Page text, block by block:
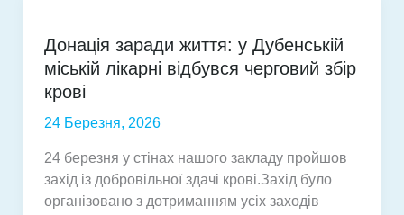
правничу
допомогу:
з
віку
і
з
яких
Донація заради життя: у Дубенській
міській лікарні відбувся черговий збір
крові
24 Березня, 2026
24 березня у стінах нашого закладу пройшов
захід із добровільної здачі крові.Захід було
організовано з дотриманням усіх заходів